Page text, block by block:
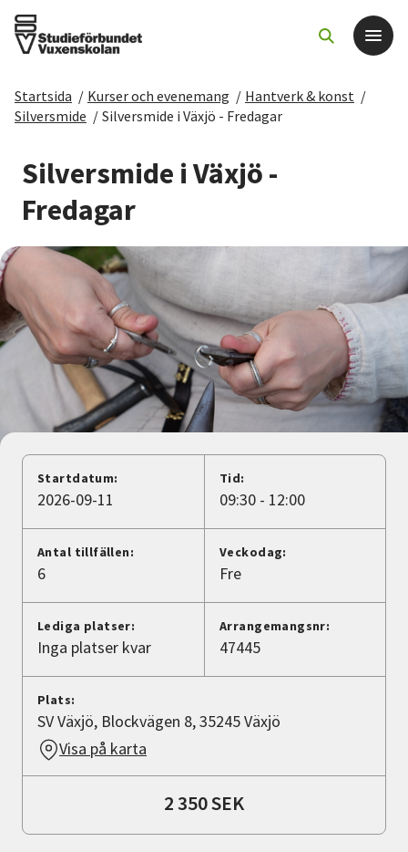
Det här gör vi
För dig som
Sök kurser och evenemang
Om SV
Starta studiecirkel
Cirkelledare
Nyheter
Avdelningar
Lyssna
Startsida / Kurser och evenemang / Hantverk & konst /
Silversmide / Silversmide i Växjö - Fredagar
Silversmide i Växjö -
Fredagar
Startdatum:
2026-09-11
Tid:
09:30 - 12:00
Antal tillfällen:
6
Veckodag:
Fre
Lediga platser:
Inga platser kvar
Arrangemangsnr:
47445
Plats:
SV Växjö, Blockvägen 8, 35245 Växjö
Visa på karta
2 350 SEK